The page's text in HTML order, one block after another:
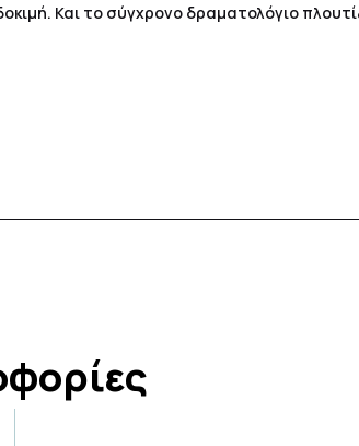
Και το σύγχρονο δραματολόγιο